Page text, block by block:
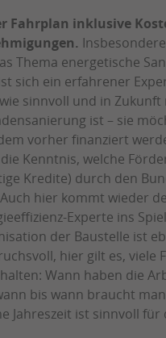
Fahrplan inklusive
Thema energetische
sich ein erfahrener
wie sinnvoll und in
ist – sie
vorher finanziert
Kenntnis, welche
Kredite) durch den
hier kommt wieder
Experte ins
der Baustelle ist
hier gilt es, viele
Wann haben die
bis wann braucht
Jahreszeit ist sinnvoll für